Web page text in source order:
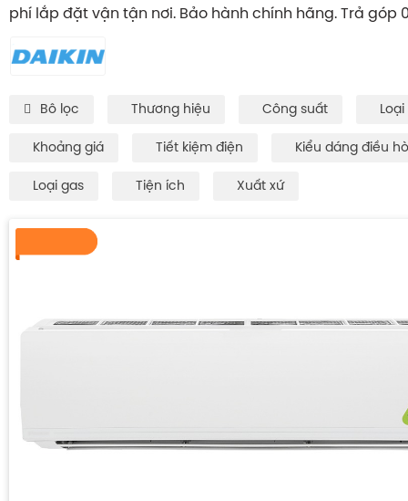
phí lắp đặt vận tận nơi. Bảo hành chính hãng. Trả góp
Bô lọc Thương hiệu Công suất
Khoảng giá Tiết kiệm điện Kiểu dáng điều
Loại gas Tiện ích Xuất xứ